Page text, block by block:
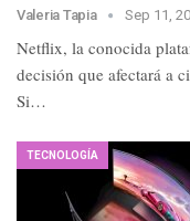
Valeria Tapia Sep 11,
Netflix, la conocida
decisión que afectará a
Si…
TECNOLOGÍA